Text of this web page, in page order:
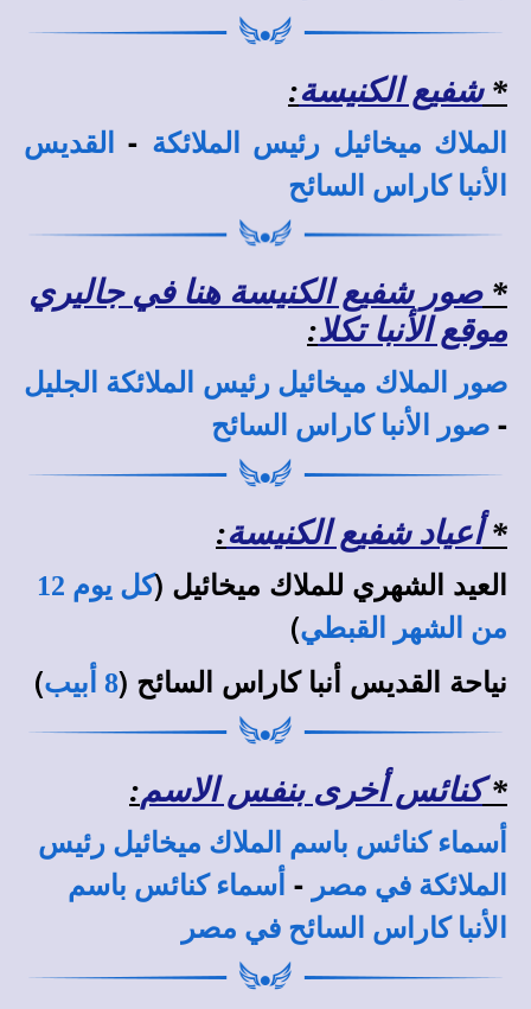
*شفيع الكنيسة:
الملاك ميخائيل رئيس الملائكة -
القديس
الأنبا كاراس السائح
*صور شفيع الكنيسة هنا في جاليري
موقع الأنبا تكلا:
صور الملاك ميخائيل رئيس الملائكة الجليل
- صور الأنبا كاراس السائح
*أعياد شفيع الكنيسة:
العيد الشهري للملاك ميخائيل (
كل يوم 12
من الشهر القبطي)
نياحة القديس أنبا كاراس السائح (8 أبيب )
*كنائس أخرى بنفس الاسم:
أسماء كنائس باسم الملاك ميخائيل رئيس
الملائكة في مصر - أسماء كنائس باسم
الأنبا كاراس السائح في مصر